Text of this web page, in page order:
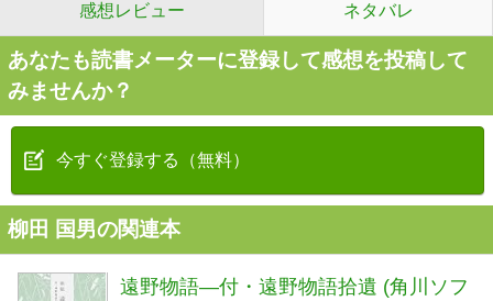
感想レビュー ネタバレ
あなたも読書メーターに登録して感想を投稿して
みませんか？
今すぐ登録する（無料）
柳田 国男の関連本
遠野物語―付・遠野物語拾遺 (角川ソフ